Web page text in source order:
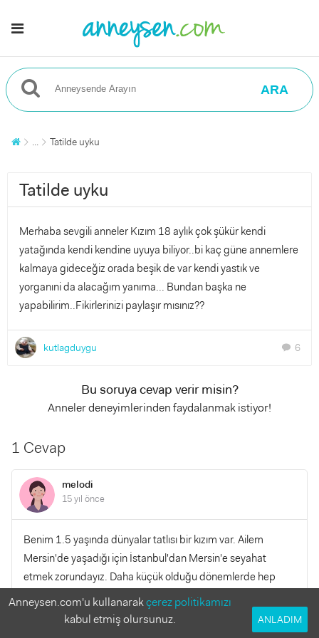
ARA
... Tatilde uyku
Tatilde uyku
Merhaba sevgili anneler Kızım 18 aylık çok şükür kendi
yatağında kendi kendine uyuya biliyor..bi kaç güne annemlere
kalmaya gideceğiz orada beşik de var kendi yastık ve
yorganıni da alacağım yanıma... Bundan başka ne
yapabilirim..Fikirlerinizi paylaşır mısınız??
kutlagduygu chat 6
Bu soruya cevap verir misin?
Anneler deneyimlerinden faydalanmak istiyor!
1 Cevap
melodi
15 yıl önce
Benim 1.5 yaşında dünyalar tatlısı bir kızım var. Ailem
Mersin'de yaşadığı için İstanbul'dan Mersin'e seyahat
etmek zorundayız. Daha küçük olduğu dönemlerde hep
uçakla seyahat ettik. Ancak bu defa çalıştığım için 19 Mayıs
tatilini fırsat bilip Mersin'e gideceğiz. Uçaklarda yer
bulabilmek imkansız. Otobüsle seyahat etmek zorundayız.
Anneysen.com'u kullanarakçerez politikamızı
kabul etmiş olursunuz.
ANLADIM